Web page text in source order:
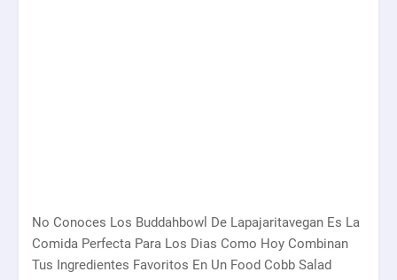
No Conoces Los Buddahbowl De Lapajaritavegan Es La
Comida Perfecta Para Los Dias Como Hoy Combinan
Tus Ingredientes Favoritos En Un Food Cobb Salad